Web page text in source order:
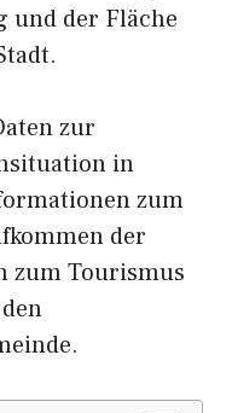
und der Fläche
zur
in
zum
der
zum Tourismus